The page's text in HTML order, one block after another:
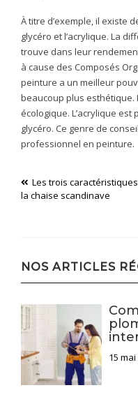
À titre d’exemple, il existe
glycéro et l’acrylique. La
trouve dans leur
à cause des Composés
peinture a un meilleur
beaucoup plus esthétique.
écologique. L’acrylique
glycéro. Ce genre de
professionnel en peinture.
Navigation
Les trois
la chaise scandinave
NOS ARTICLES
15